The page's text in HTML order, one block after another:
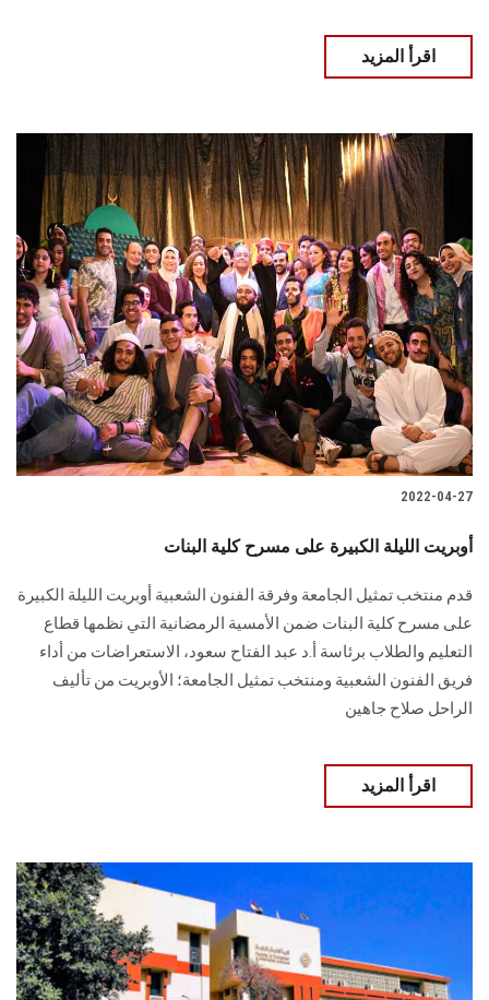
اقرأ المزيد
2022-04-27
أوبريت الليلة الكبيرة على مسرح كلية البنات
قدم منتخب تمثيل الجامعة وفرقة الفنون الشعبية أوبريت الليلة الكبيرة
على مسرح كلية البنات ضمن الأمسية الرمضانية التي نظمها قطاع
التعليم والطلاب برئاسة أ.د عبد الفتاح سعود، الاستعراضات من أداء
فريق الفنون الشعبية ومنتخب تمثيل الجامعة؛ الأوبريت من تأليف
الراحل صلاح جاهين
اقرأ المزيد